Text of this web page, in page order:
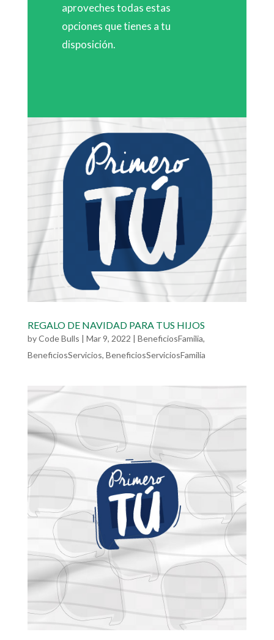
aproveches todas estas
opciones que tienes a tu
disposición.
REGALO DE NAVIDAD PARA TUS HIJOS
byCode Bulls | Mar 9, 2022 | BeneficiosFamilia,
BeneficiosServicios, BeneficiosServiciosFamilia